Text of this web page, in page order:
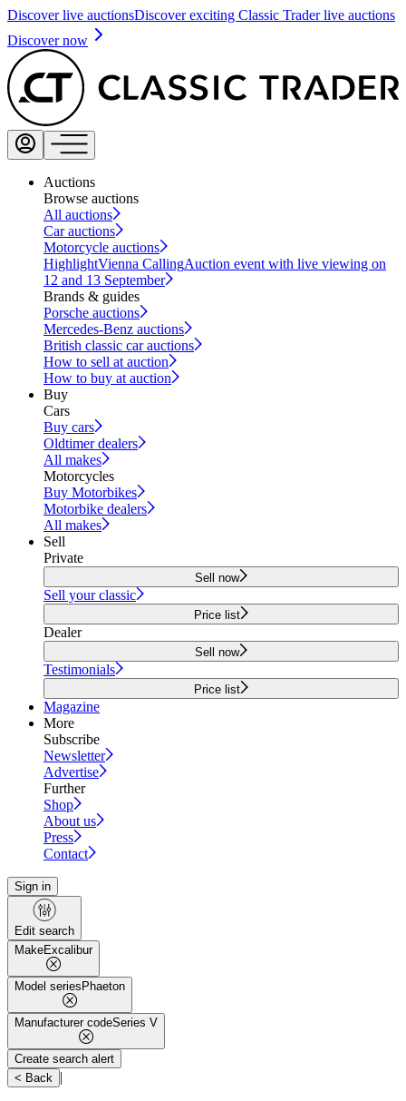
Discover live auctionsDiscover exciting Classic Trader live auctions
Discover now
Auctions
Browse auctions
All auctions
Car auctions
Motorcycle auctions
HighlightVienna CallingAuction event with live viewing on
12 and 13 September
Brands & guides
Porsche auctions
Mercedes-Benz auctions
British classic car auctions
How to sell at auction
How to buy at auction
Buy
Cars
Buy cars
Oldtimer dealers
All makes
Motorcycles
Buy Motorbikes
Motorbike dealers
All makes
Sell
Private
Sell now
Sell your classic
Price list
Dealer
Sell now
Testimonials
Price list
Magazine
More
Subscribe
Newsletter
Advertise
Further
Shop
About us
Press
Contact
Sign in
Edit search
MakeExcalibur
Model series Phaeton
Manufacturer codeSeries V
Create search alert
< Back |